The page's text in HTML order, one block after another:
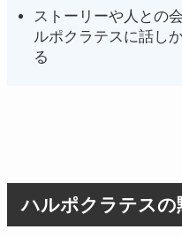
ストーリーや人との
ルポクラテスに話し
る
ハルポクラテスの